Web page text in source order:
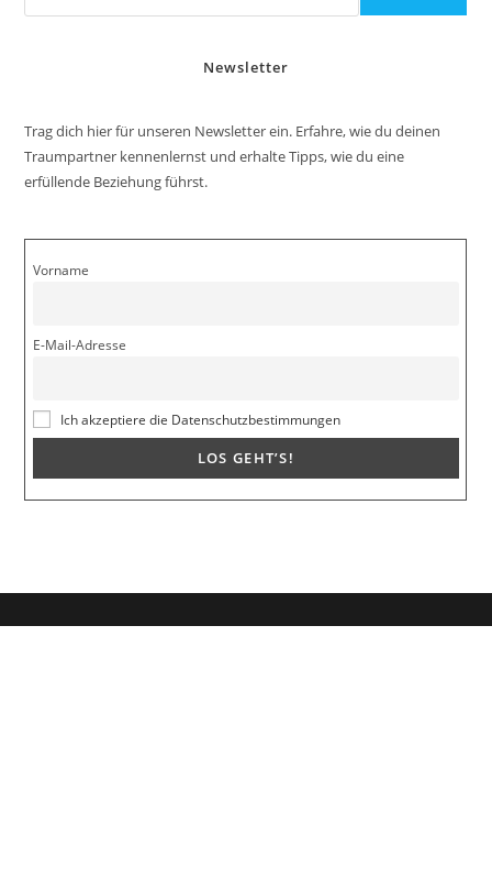
Newsletter
Trag dich hier für unseren Newsletter ein. Erfahre, wie du deinen
Traumpartner kennenlernst und erhalte Tipps, wie du eine
erfüllende Beziehung führst.
Vorname
E-Mail-Adresse
Ich akzeptiere die Datenschutzbestimmungen